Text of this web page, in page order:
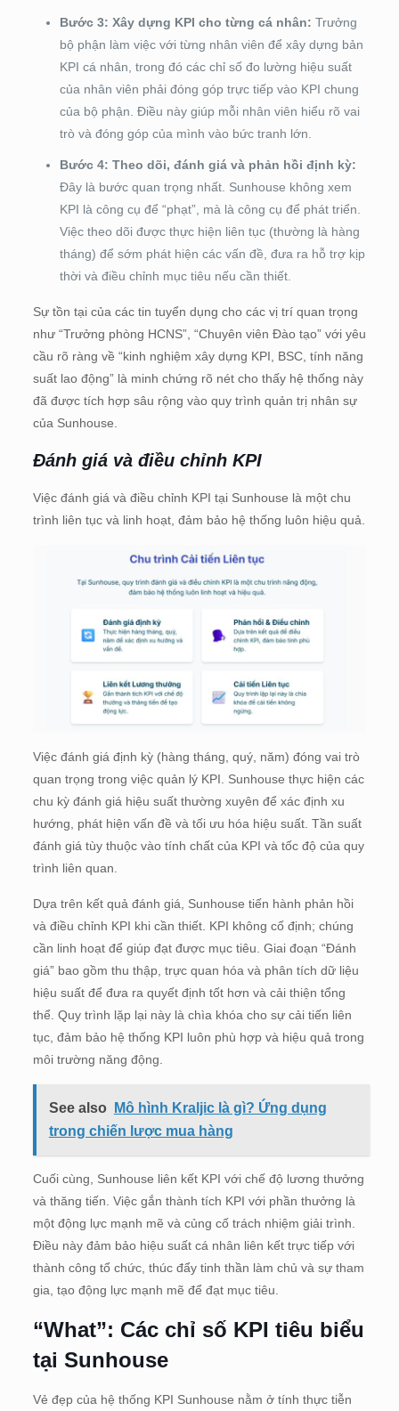
Bước 3: Xây dựng KPI cho từng cá nhân: Trưởng
bộ phận làm việc với từng nhân viên để xây dựng bản
KPI cá nhân, trong đó các chỉ số đo lường hiệu suất
của nhân viên phải đóng góp trực tiếp vào KPI chung
của bộ phận. Điều này giúp mỗi nhân viên hiểu rõ vai
trò và đóng góp của mình vào bức tranh lớn.
Bước 4: Theo dõi, đánh giá và phản hồi định kỳ:
Đây là bước quan trọng nhất. Sunhouse không xem
KPI là công cụ để “phạt”, mà là công cụ để phát triển.
Việc theo dõi được thực hiện liên tục (thường là hàng
tháng) để sớm phát hiện các vấn đề, đưa ra hỗ trợ kịp
thời và điều chỉnh mục tiêu nếu cần thiết.
Sự tồn tại của các tin tuyển dụng cho các vị trí quan trọng
như “Trưởng phòng HCNS”, “Chuyên viên Đào tạo” với yêu
cầu rõ ràng về “kinh nghiệm xây dựng KPI, BSC, tính năng
suất lao động” là minh chứng rõ nét cho thấy hệ thống này
đã được tích hợp sâu rộng vào quy trình quản trị nhân sự
của Sunhouse.
Đánh giá và điều chỉnh KPI
Việc đánh giá và điều chỉnh KPI tại Sunhouse là một chu
trình liên tục và linh hoạt, đảm bảo hệ thống luôn hiệu quả.
Việc đánh giá định kỳ (hàng tháng, quý, năm) đóng vai trò
quan trọng trong việc quản lý KPI. Sunhouse thực hiện các
chu kỳ đánh giá hiệu suất thường xuyên để xác định xu
hướng, phát hiện vấn đề và tối ưu hóa hiệu suất. Tần suất
đánh giá tùy thuộc vào tính chất của KPI và tốc độ của quy
trình liên quan.
Dựa trên kết quả đánh giá, Sunhouse tiến hành phản hồi
và điều chỉnh KPI khi cần thiết. KPI không cố định; chúng
cần linh hoạt để giúp đạt được mục tiêu. Giai đoạn “Đánh
giá” bao gồm thu thập, trực quan hóa và phân tích dữ liệu
hiệu suất để đưa ra quyết định tốt hơn và cải thiện tổng
thể. Quy trình lặp lại này là chìa khóa cho sự cải tiến liên
tục, đảm bảo hệ thống KPI luôn phù hợp và hiệu quả trong
môi trường năng động.
See also
Mô hình Kraljic là gì? Ứng dụng
trong chiến lược mua hàng
Cuối cùng, Sunhouse liên kết KPI với chế độ lương thưởng
và thăng tiến. Việc gắn thành tích KPI với phần thưởng là
một động lực mạnh mẽ và củng cố trách nhiệm giải trình.
Điều này đảm bảo hiệu suất cá nhân liên kết trực tiếp với
thành công tổ chức, thúc đẩy tinh thần làm chủ và sự tham
gia, tạo động lực mạnh mẽ để đạt mục tiêu.
“What”: Các chỉ số KPI tiêu biểu
tại Sunhouse
Vẻ đẹp của hệ thống KPI Sunhouse nằm ở tính thực tiễn